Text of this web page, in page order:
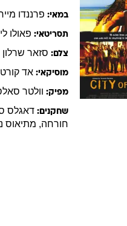
במאי: פרננדו
תסריטאי: פאולו
צלם: סזאר שרלון
מוסיקאי: אד
מפיק: וולטר
שחקנים: דאגלס
חורחה, מתיאוס